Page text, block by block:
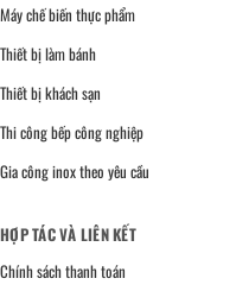
Máy chế biến thực phẩm
Thiết bị làm bánh
Thiết bị khách sạn
Thi công bếp công nghiệp
Gia công inox theo yêu cầu
HỢP TÁC VÀ LIÊN KẾT
Chính sách thanh toán